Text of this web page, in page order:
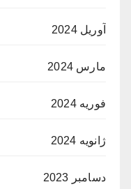
آوریل 2024
مارس 2024
فوریه 2024
ژانویه 2024
دسامبر 2023